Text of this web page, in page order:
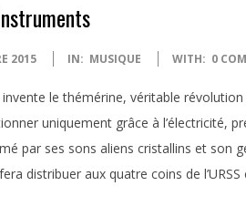
2015 IN: MUSIQUE WITH: 0
le thémérine, véritable
uniquement grâce à l’électricité,
par ses sons aliens cristallins et son
distribuer aux quatre coins de